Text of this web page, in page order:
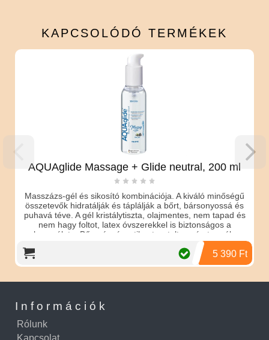
KAPCSOLÓDÓ TERMÉKEK
AQUAglide Massage + Glide neutral, 200 ml
Masszázs-gél és sikosító kombinációja. A kiváló minőségű
összetevők hidratálják és táplálják a bőrt, bársonyossá és
puhavá téve. A gél kristálytiszta, olajmentes, nem tapad és
nem hagy foltot, latex óvszerekkel is biztonságos a
használata. Bőrgyógyászatilag tesztelt vegán termék.
5 390 Ft
Információk
Rólunk
Kapcsolat